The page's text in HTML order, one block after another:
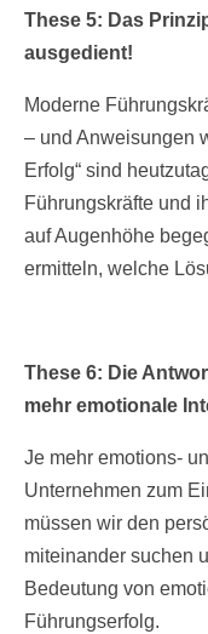
These 5: Das
ausgedient!
Moderne
– und Anweisungen
Erfolg“ sind
Führungskräfte und
auf Augenhöhe
ermitteln, welche
These 6: Die
mehr emotionale
Je mehr emotions-
Unternehmen zum
müssen wir den
miteinander suchen
Bedeutung von
Führungserfolg.